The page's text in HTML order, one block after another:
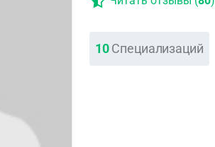
10 Специализаций